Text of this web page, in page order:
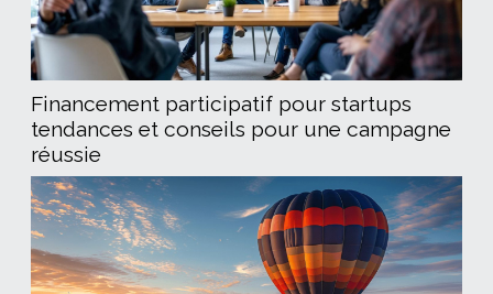
Financement participatif pour startups
tendances et conseils pour une campagne
réussie